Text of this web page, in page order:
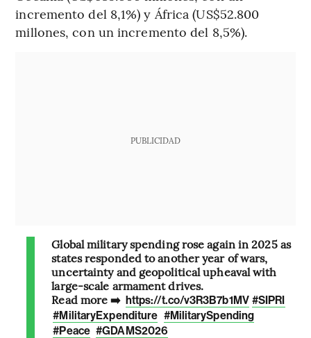
incremento del 8,1%) y África (US$52.800
millones, con un incremento del 8,5%).
PUBLICIDAD
Global military spending rose again in 2025 as
states responded to another year of wars,
uncertainty and geopolitical upheaval with
large-scale armament drives.
Read more ➡️ https://t.co/v3R3B7b1MV #SIPRI
#MilitaryExpenditure #MilitarySpending
#Peace #GDAMS2026